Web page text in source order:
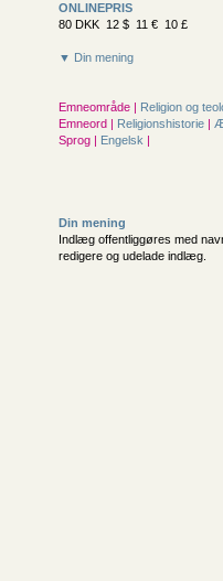
ONLINEPRIS
80 DKK 12 $ 11 € 10 £
▼ Din mening
Emneområde | Religion og
Emneord | Religionshistorie |
Sprog | Engelsk |
Din mening
Indlæg offentliggøres med
redigere og udelade indlæg.